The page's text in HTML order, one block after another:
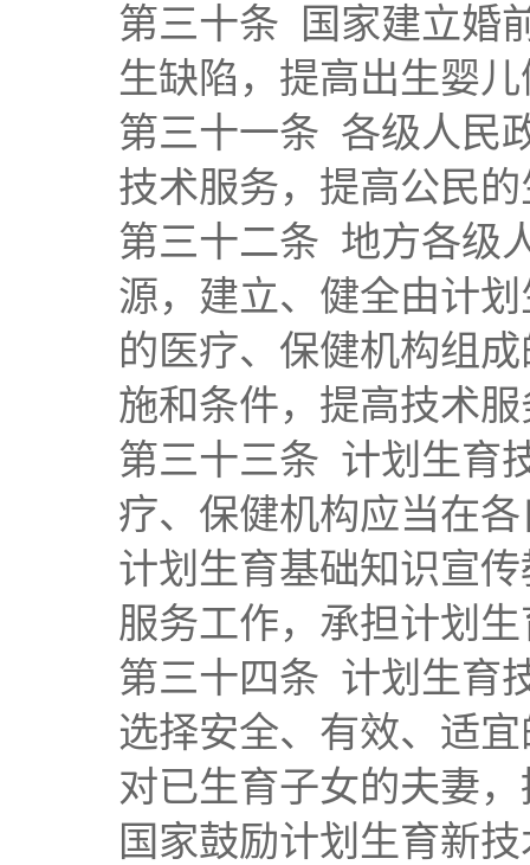
第三十条 国家建立婚
生缺陷，提高出生婴
第三十一条 各级人民
技术服务，提高公民
第三十二条 地方各级
源，建立、健全由计
的医疗、保健机构组
施和条件，提高技术
第三十三条 计划生育
疗、保健机构应当在
计划生育基础知识宣
服务工作，承担计划
第三十四条 计划生育
选择安全、有效、适
对已生育子女的夫妻
国家鼓励计划生育新